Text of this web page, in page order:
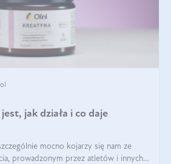
jak działa i co daje
mocno kojarzy się nam ze
prowadzonym przez atletów i innych